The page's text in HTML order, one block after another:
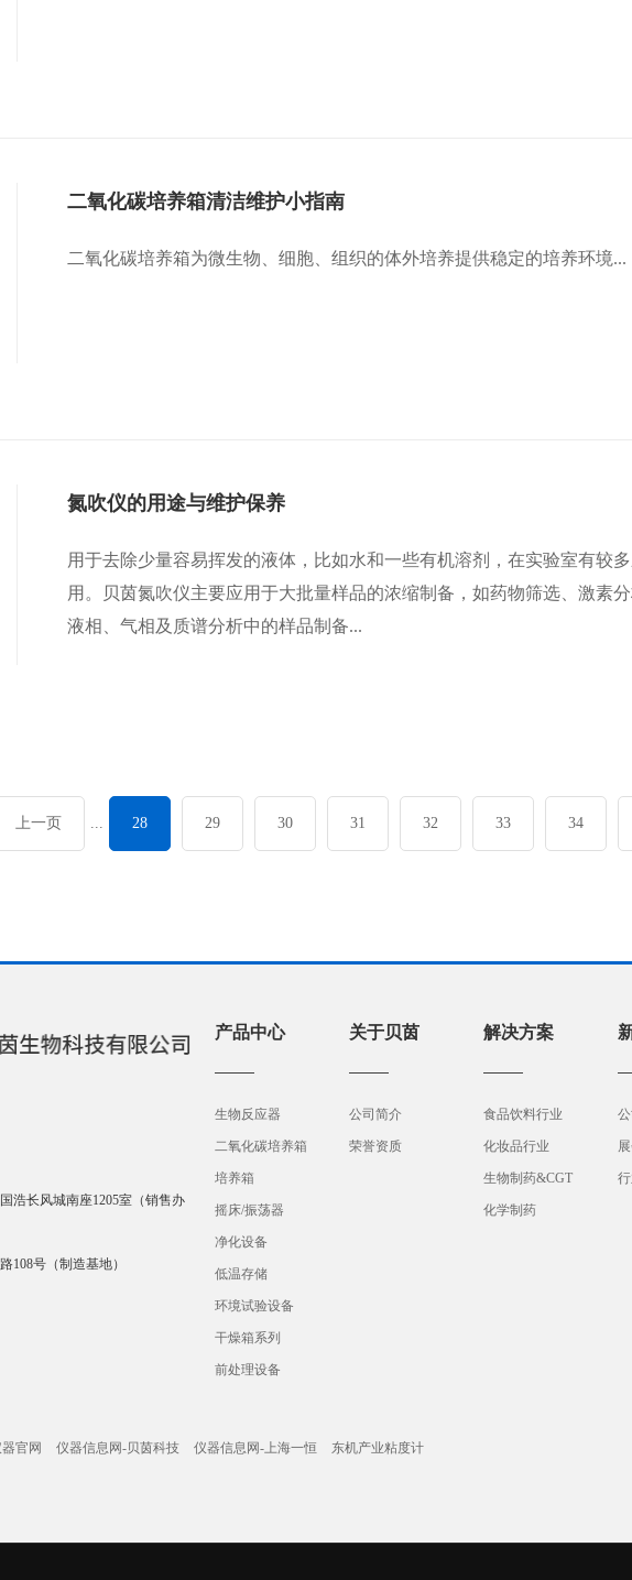
二氧化碳培养箱清洁维护小指南
二氧化碳培养箱为微生物、细胞、组织的体外培养提供稳定的培养环境...
氮吹仪的用途与维护保养
用于去除少量容易挥发的液体，比如水和一些有机溶剂，在实验室有较
用。贝茵氮吹仪主要应用于大批量样品的浓缩制备，如药物筛选、激素分
液相、气相及质谱分析中的样品制备...
上一页 ... 28 29 30 31 32 33 34
浩长风城南座1205室（销售办
108号（制造基地）
产品中心
生物反应器
二氧化碳培养箱
培养箱
摇床/振荡器
净化设备
低温存储
环境试验设备
干燥箱系列
前处理设备
关于贝茵
公司简介
荣誉资质
解决方案
食品饮料行业
化妆品行业
生物制药&CGT
化学制药
官网 仪器信息网-贝茵科技 仪器信息网-上海一恒 东机产业粘度计